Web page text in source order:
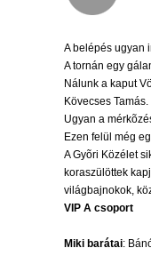
A belépés ugyan
A tornán egy
Nálunk a kaput
Kövecses Tamás.
Ugyan a
Ezen felül még
A Gyõri Közélet
koraszülöttek
világbajnokok,
VIP A csoport
Miki barátai: